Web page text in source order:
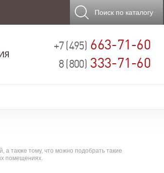
Поиск по каталогу
+7 (495) 663-71-60
8 (800) 333-71-60
также тому, что можно подобрать такие
помещениях.